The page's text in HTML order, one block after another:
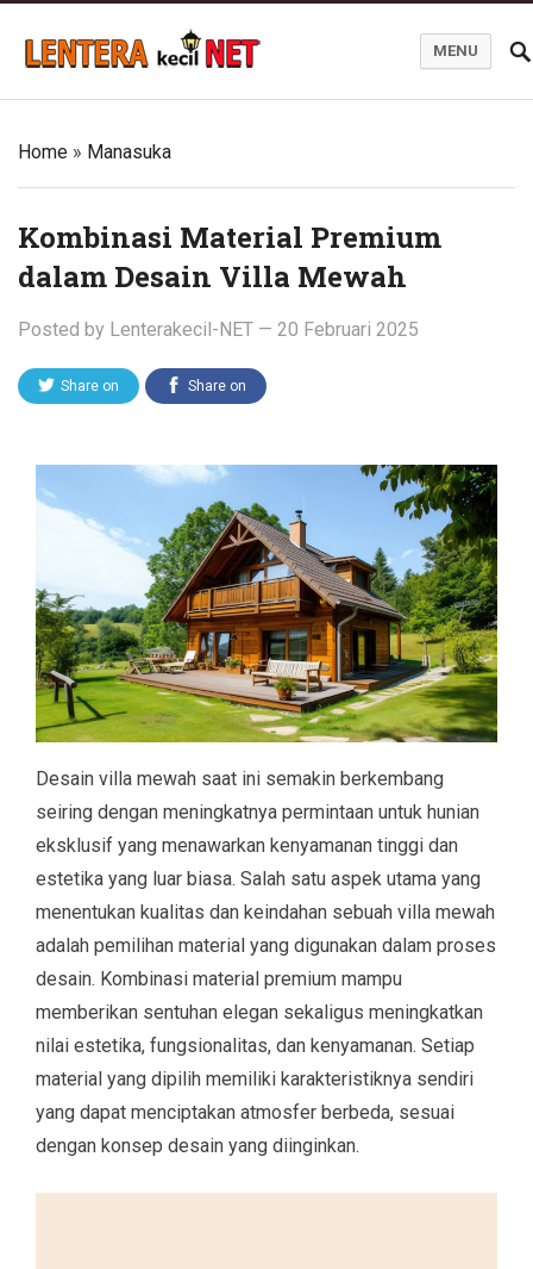
MENU
Home » Manasuka
Kombinasi Material Premium
dalam Desain Villa Mewah
Posted by Lenterakecil-NET — 20 Februari 2025
Share on Share on
Desain villa mewah saat ini semakin berkembang
seiring dengan meningkatnya permintaan untuk hunian
eksklusif yang menawarkan kenyamanan tinggi dan
estetika yang luar biasa. Salah satu aspek utama yang
menentukan kualitas dan keindahan sebuah villa mewah
adalah pemilihan material yang digunakan dalam proses
desain. Kombinasi material premium mampu
memberikan sentuhan elegan sekaligus meningkatkan
nilai estetika, fungsionalitas, dan kenyamanan. Setiap
material yang dipilih memiliki karakteristiknya sendiri
yang dapat menciptakan atmosfer berbeda, sesuai
dengan konsep desain yang diinginkan.